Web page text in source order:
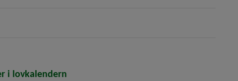
i lovkalendern